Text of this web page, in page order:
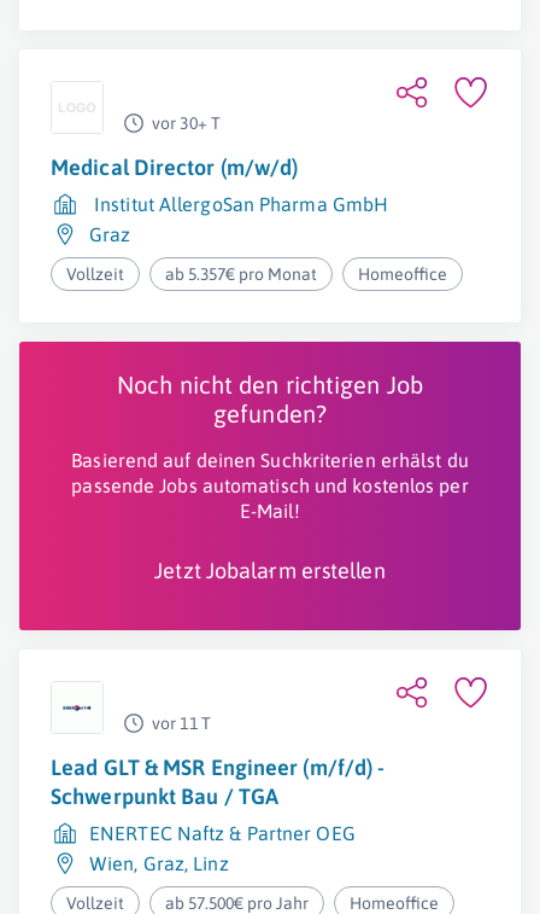
vor 30+ T
Medical Director (m/w/d)
Institut AllergoSan Pharma GmbH
Graz
Vollzeit ab 5.357€ pro Monat Homeoffice
Noch nicht den richtigen Job
gefunden?
Basierend auf deinen Suchkriterien erhälst du
passende Jobs automatisch und kostenlos per
E-Mail!
Jetzt Jobalarm erstellen
vor 11 T
Lead GLT & MSR Engineer (m/f/d) -
Schwerpunkt Bau / TGA
ENERTEC Naftz & Partner OEG
Wien, Graz, Linz
Vollzeit ab 57.500€ pro Jahr Homeoffice